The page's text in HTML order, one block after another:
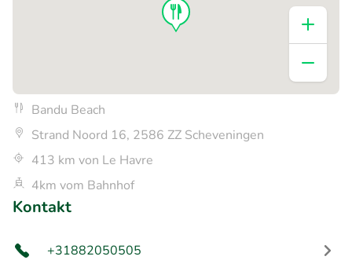
Bandu Beach
Strand Noord 16, 2586 ZZ Scheveningen
413 km von Le Havre
4km vom Bahnhof
Kontakt
+31882050505